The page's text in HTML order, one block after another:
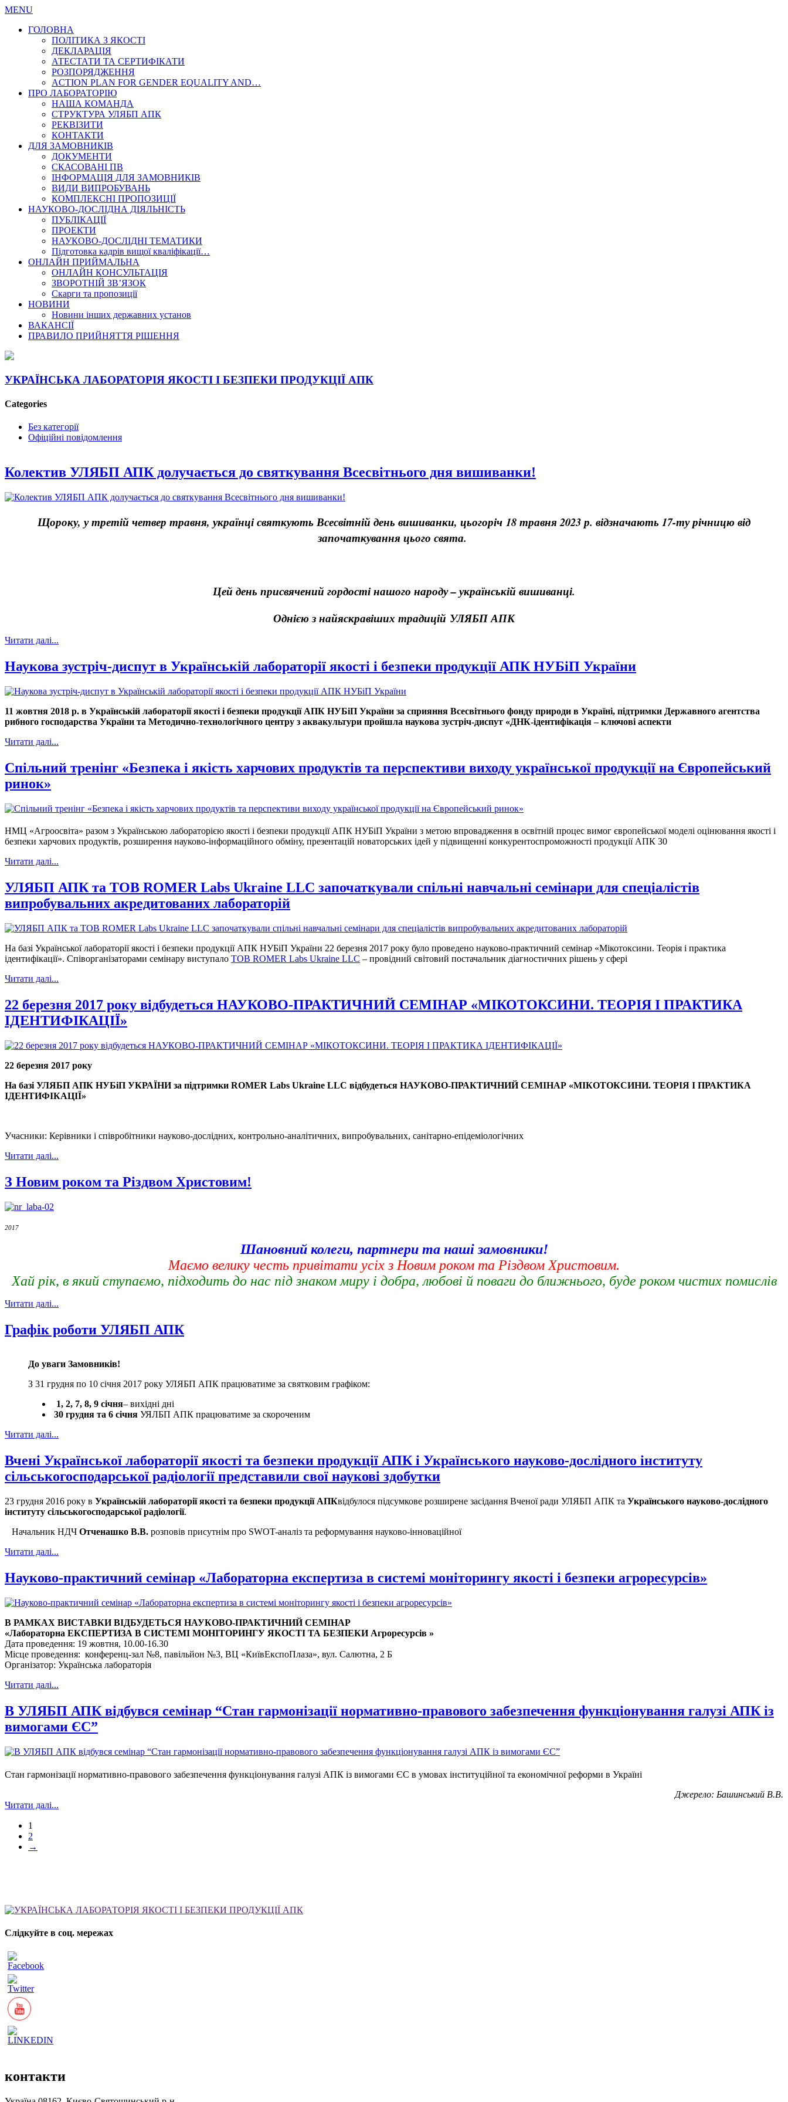
MENU
ГОЛОВНА
ПОЛІТИКА З ЯКОСТІ
ДЕКЛАРАЦІЯ
АТЕСТАТИ ТА СЕРТИФІКАТИ
РОЗПОРЯДЖЕННЯ
ACTION PLAN FOR GENDER EQUALITY AND…
ПРО ЛАБОРАТОРІЮ
НАША КОМАНДА
СТРУКТУРА УЛЯБП АПК
РЕКВІЗИТИ
КОНТАКТИ
ДЛЯ ЗАМОВНИКІВ
ДОКУМЕНТИ
СКАСОВАНІ ПВ
ІНФОРМАЦІЯ ДЛЯ ЗАМОВНИКІВ
ВИДИ ВИПРОБУВАНЬ
КОМПЛЕКСНІ ПРОПОЗИЦІЇ
НАУКОВО-ДОСЛІДНА ДІЯЛЬНІСТЬ
ПУБЛІКАЦІЇ
ПРОЕКТИ
НАУКОВО-ДОСЛІДНІ ТЕМАТИКИ
Підготовка кадрів вищої кваліфікації…
ОНЛАЙН ПРИЙМАЛЬНА
ОНЛАЙН КОНСУЛЬТАЦІЯ
ЗВОРОТНІЙ ЗВ’ЯЗОК
Скарги та пропозиції
НОВИНИ
Новини інших державних установ
ВАКАНСІЇ
ПРАВИЛО ПРИЙНЯТТЯ РІШЕННЯ
УКРАЇНСЬКА ЛАБОРАТОРІЯ ЯКОСТІ І БЕЗПЕКИ ПРОДУКЦІЇ АПК
Categories
Без категорії
Офіційні повідомлення
Колектив УЛЯБП АПК долучається до святкування Всесвітнього дня вишиванки!
Щороку, у третій четвер травня, українці святкують Всесвітній день вишиванки, цьогоріч 18 травня 2023 р. відзначають 17-ту річницю від
започаткування цього свята.
Цей день присвячений гордості нашого народу – українській вишиванці.
Однією з найяскравіших традицій УЛЯБП АПК
Читати далі...
Наукова зустріч-диспут в Українській лабораторії якості і безпеки продукції АПК НУБіП України
11 жовтня 2018 р. в Українській лабораторії якості і безпеки продукції АПК НУБіП України за сприяння Всесвітнього фонду природи в Україні, підтримки Державного агентства
рибного господарства України та Методично-технологічного центру з аквакультури пройшла наукова зустріч-диспут «ДНК-ідентифікація – ключові аспекти
Читати далі...
Спільний тренінг «Безпека і якість харчових продуктів та перспективи виходу української продукції на Європейський
ринок»
НМЦ «Агроосвіта» разом з Українською лабораторією якості і безпеки продукції АПК НУБіП України з метою впровадження в освітній процес вимог європейської моделі оцінювання якості і
безпеки харчових продуктів, розширення науково-інформаційного обміну, презентацій новаторських ідей у підвищенні конкурентоспроможності продукції АПК 30
Читати далі...
УЛЯБП АПК та ТОВ ROMER Labs Ukraine LLC започаткували спільні навчальні семінари для спеціалістів
випробувальних акредитованих лабораторій
На базі Української лабораторії якості і безпеки продукції АПК НУБіП України 22 березня 2017 року було проведено науково-практичний семінар «Мікотоксини. Теорія і практика
ідентифікації». Співорганізаторами семінару виступало ТОВ ROMER Labs Ukraine LLC – провідний світовий постачальник діагностичних рішень у сфері
Читати далі...
22 березня 2017 року відбудеться НАУКОВО-ПРАКТИЧНИЙ СЕМІНАР «МІКОТОКСИНИ. ТЕОРІЯ І ПРАКТИКА
ІДЕНТИФІКАЦІЇ»
22 березня 2017 року
На базі УЛЯБП АПК НУБіП УКРАЇНИ за підтримки ROMER Labs Ukraine LLC відбудеться НАУКОВО-ПРАКТИЧНИЙ СЕМІНАР «МІКОТОКСИНИ. ТЕОРІЯ І ПРАКТИКА
ІДЕНТИФІКАЦІЇ»
Учасники: Керівники і співробітники науково-дослідних, контрольно-аналітичних, випробувальних, санітарно-епідеміологічних
Читати далі...
З Новим роком та Різдвом Христовим!
2017
Шановний колеги, партнери та наші замовники!
Маємо велику честь привітати усіх з Новим роком та Різдвом Христовим.
Хай рік, в який ступаємо, підходить до нас під знаком миру і добра, любові й поваги до ближнього, буде роком чистих помислів
Читати далі...
Графік роботи УЛЯБП АПК
До уваги Замовників!
З 31 грудня по 10 січня 2017 року УЛЯБП АПК працюватиме за святковим графіком:
1, 2, 7, 8, 9 січня– вихідні дні
30 грудня та 6 січня УЯЛБП АПК працюватиме за скороченим
Читати далі...
Вчені Української лабораторії якості та безпеки продукції АПК і Українського науково-дослідного інституту
сільськогосподарської радіології представили свої наукові здобутки
23 грудня 2016 року в Українській лабораторії якості та безпеки продукції АПКвідбулося підсумкове розширене засідання Вченої ради УЛЯБП АПК та Українського науково-дослідного
інституту сільськогосподарської радіології.
Начальник НДЧ Отченашко В.В. розповів присутнім про SWOT-аналіз та реформування науково-інноваційної
Читати далі...
Науково-практичний семінар «Лабораторна експертиза в системі моніторингу якості і безпеки агроресурсів»
В РАМКАХ ВИСТАВКИ ВІДБУДЕТЬСЯ НАУКОВО-ПРАКТИЧНИЙ СЕМІНАР
«Лабораторна ЕКСПЕРТИЗА В СИСТЕМІ МОНІТОРИНГУ ЯКОСТІ ТА БЕЗПЕКИ Агроресурсів »
Дата проведення: 19 жовтня, 10.00-16.30
Місце проведення: конференц-зал №8, павільйон №3, ВЦ «КиївЕкспоПлаза», вул. Салютна, 2 Б
Організатор: Українська лабораторія
Читати далі...
В УЛЯБП АПК відбувся семінар “Стан гармонізації нормативно-правового забезпечення функціонування галузі АПК із
вимогами ЄС”
Стан гармонізації нормативно-правового забезпечення функціонування галузі АПК із вимогами ЄС в умовах інституційної та економічної реформи в Україні
Джерело: Башинський В.В.
Читати далі...
1
2
→
Слідкуйте в соц. мережах
контакти